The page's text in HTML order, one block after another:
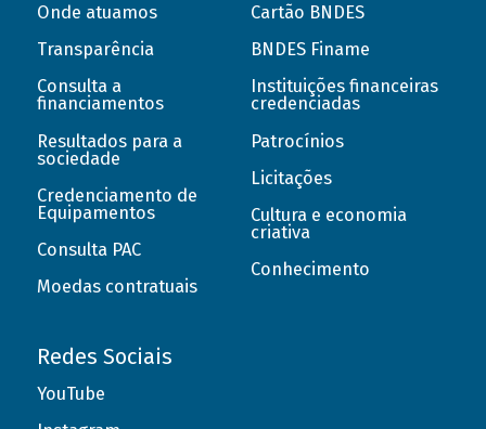
Onde atuamos
Transparência
Consulta a
financiamentos
Resultados para a
sociedade
Credenciamento de
Equipamentos
Consulta PAC
Moedas contratuais
Cartão BNDES
BNDES Finame
Instituições financeiras
credenciadas
Patrocínios
Licitações
Cultura e economia
criativa
Conhecimento
Redes Sociais
YouTube